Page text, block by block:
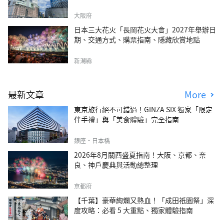
大阪府
日本三大花火「長岡花火大會」2027年舉辦日
期、交通方式、購票指南、隱藏欣賞地點
新潟縣
最新文章 More
東京旅行絕不可錯過！GINZA SIX 獨家「限定
伴手禮」與「美食體驗」完全指南
銀座・日本橋
2026年8月關西盛夏指南！大阪、京都、奈
良、神戶慶典與活動總整理
京都府
【千葉】豪華絢爛又熱血！「成田祇園祭」深
度攻略：必看 5 大重點、獨家體驗指南